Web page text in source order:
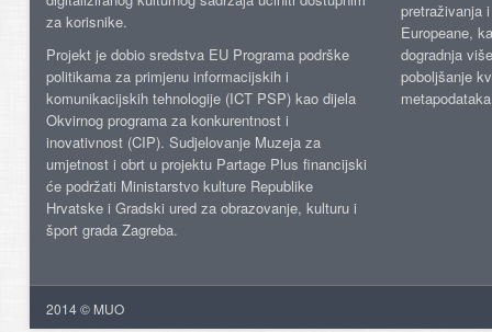
za korisnike.
Projekt je dobio sredstva EU Programa podrške
politikama za primjenu informacijskih i
komunikacijskih tehnologije (ICT PSP) kao dijela
Okvirnog programa za konkurentnost i
inovativnost (CIP). Sudjelovanje Muzeja za
umjetnost i obrt u projektu Partage Plus financijski
će podržati Ministarstvo kulture Republike
Hrvatske i Gradski ured za obrazovanje, kulturu i
šport grada Zagreba.
pretraživanja
Europeane,
dogradnja
poboljšanje
2014 © MUO